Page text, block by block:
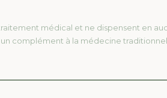
médical et ne dispensent en
complément à la médecine